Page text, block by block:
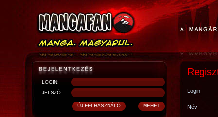
LOGIN:
JELSZÓ:
Login
Név